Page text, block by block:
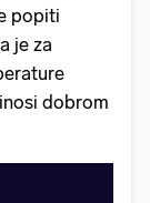
popiti
je za
dobrom